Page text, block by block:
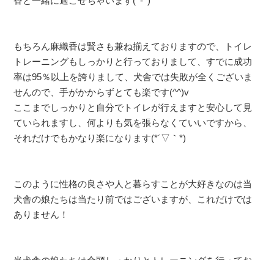
もちろん麻織香は賢さも兼ね揃えておりますので、トイレ
トレーニングもしっかりと行っておりまして、すでに成功
率は95％以上を誇りまして、犬舎では失敗が全くございま
せんので、手がかからずとても楽です(^^)v
ここまでしっかりと自分でトイレが行えますと安心して見
ていられますし、何よりも気を張らなくていいですから、
それだけでもかなり楽になります(*´▽｀*)
このように性格の良さや人と暮らすことが大好きなのは当
犬舎の娘たちは当たり前ではございますが、これだけでは
ありません！